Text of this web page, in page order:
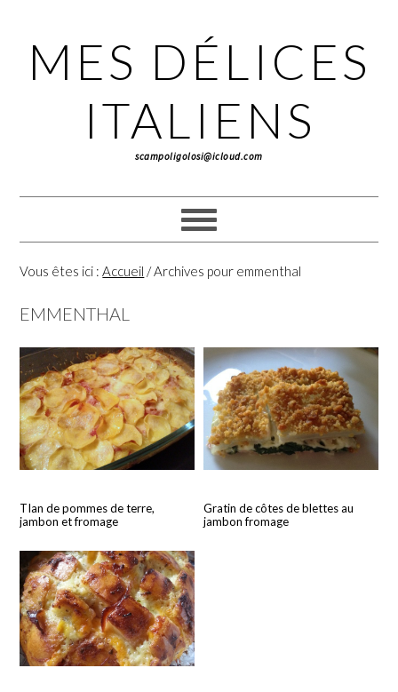
navigation
contenu
principal
barre
MES DÉLICES
ITALIENS
scampoligolosi@icloud.com
Vous êtes ici :Accueil /Archives pour emmenthal
EMMENTHAL
TIan de pommes de terre,
jambon et fromage
Gratin de côtes de blettes au
jambon fromage